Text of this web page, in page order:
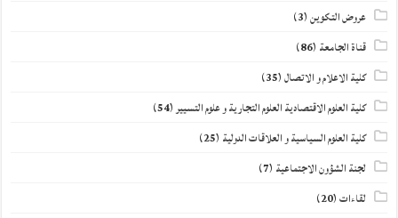
عروض التكوين(3)
قناة الجامعة (86)
كلية الاعلام و الاتصال(35)
كلية العلوم الاقتصادية العلوم التجارية و علوم التسيير(54)
كلية العلوم السياسية و العلاقات الدولية (25)
لجنة الشؤون الاجتماعية (7)
لقاءات(20)